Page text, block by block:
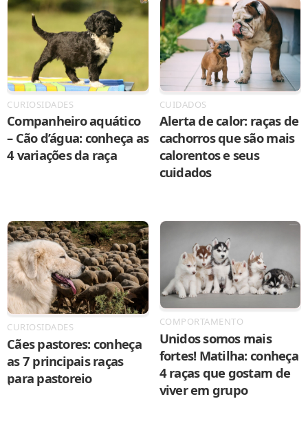
CURIOSIDADES
Companheiro aquático
– Cão d’água: conheça as
4 variações da raça
CUIDADOS
Alerta de calor: raças de
cachorros que são mais
calorentos e seus
cuidados
CURIOSIDADES
Cães pastores: conheça
as 7 principais raças
para pastoreio
COMPORTAMENTO
Unidos somos mais
fortes! Matilha: conheça
4 raças que gostam de
viver em grupo